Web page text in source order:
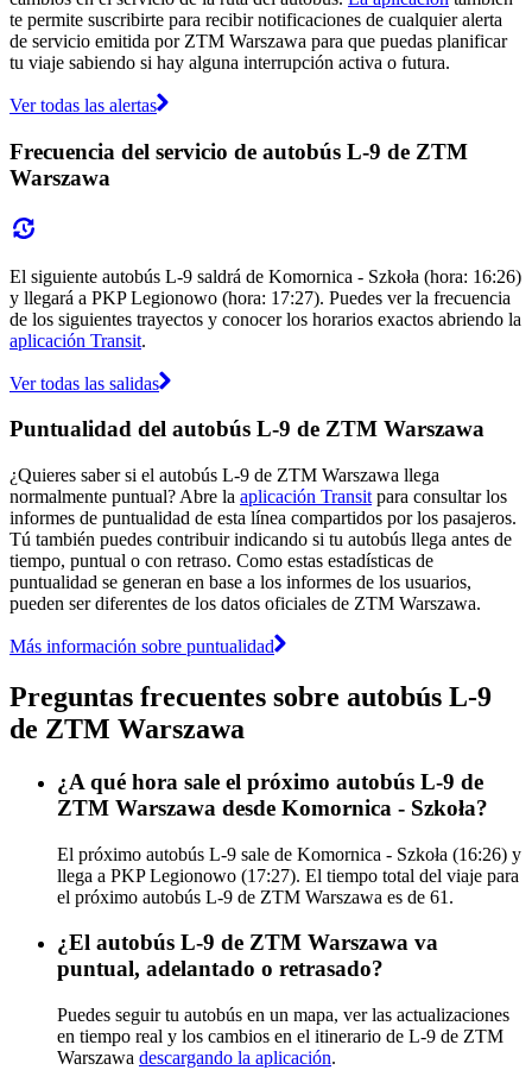
te permite suscribirte para recibir notificaciones de cualquier alerta
de servicio emitida por ZTM Warszawa para que puedas planificar
tu viaje sabiendo si hay alguna interrupción activa o futura.
Ver todas las alertas
Frecuencia del servicio de autobús L-9 de ZTM
Warszawa
El siguiente autobús L-9 saldrá de Komornica - Szkoła (hora: 16:26)
y llegará a PKP Legionowo (hora: 17:27). Puedes ver la frecuencia
de los siguientes trayectos y conocer los horarios exactos abriendo la
aplicación Transit.
Ver todas las salidas
Puntualidad del autobús L-9 de ZTM Warszawa
¿Quieres saber si el autobús L-9 de ZTM Warszawa llega
normalmente puntual? Abre la aplicación Transit para consultar los
informes de puntualidad de esta línea compartidos por los pasajeros.
Tú también puedes contribuir indicando si tu autobús llega antes de
tiempo, puntual o con retraso. Como estas estadísticas de
puntualidad se generan en base a los informes de los usuarios,
pueden ser diferentes de los datos oficiales de ZTM Warszawa.
Más información sobre puntualidad
Preguntas frecuentes sobre autobús L-9
de ZTM Warszawa
¿A qué hora sale el próximo autobús L-9 de
ZTM Warszawa desde Komornica - Szkoła?
El próximo autobús L-9 sale de Komornica - Szkoła (16:26) y
llega a PKP Legionowo (17:27). El tiempo total del viaje para
el próximo autobús L-9 de ZTM Warszawa es de 61.
¿El autobús L-9 de ZTM Warszawa va
puntual, adelantado o retrasado?
Puedes seguir tu autobús en un mapa, ver las actualizaciones
en tiempo real y los cambios en el itinerario de L-9 de ZTM
Warszawa descargando la aplicación.